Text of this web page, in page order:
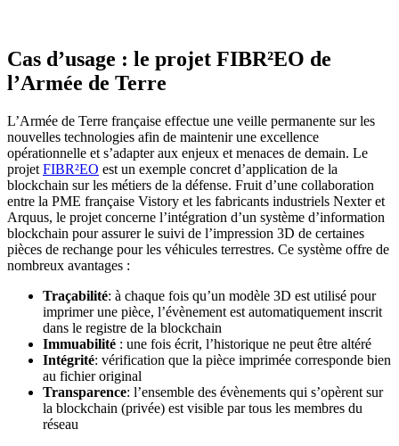
Cas d’usage : le projet FIBR²EO de
l’Armée de Terre
L’Armée de Terre française effectue une veille permanente sur les
nouvelles technologies afin de maintenir une excellence
opérationnelle et s’adapter aux enjeux et menaces de demain. Le
projet FIBR²EO est un exemple concret d’application de la
blockchain sur les métiers de la défense. Fruit d’une collaboration
entre la PME française Vistory et les fabricants industriels Nexter et
Arquus, le projet concerne l’intégration d’un système d’information
blockchain pour assurer le suivi de l’impression 3D de certaines
pièces de rechange pour les véhicules terrestres. Ce système offre de
nombreux avantages :
Traçabilité: à chaque fois qu’un modèle 3D est utilisé pour
imprimer une pièce, l’évènement est automatiquement inscrit
dans le registre de la blockchain
Immuabilité : une fois écrit, l’historique ne peut être altéré
Intégrité: vérification que la pièce imprimée corresponde bien
au fichier original
Transparence: l’ensemble des évènements qui s’opèrent sur
la blockchain (privée) est visible par tous les membres du
réseau